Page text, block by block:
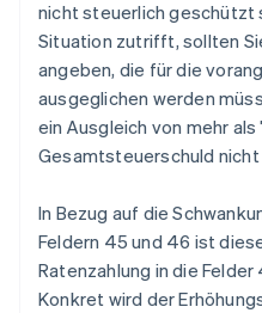
nicht steuerlich geschützt
Situation zutrifft, sollten
angeben, die für die
ausgeglichen werden
ein Ausgleich von mehr
Gesamtsteuerschuld nicht
In Bezug auf die
Feldern 45 und 46 ist
Ratenzahlung in die
Konkret wird der